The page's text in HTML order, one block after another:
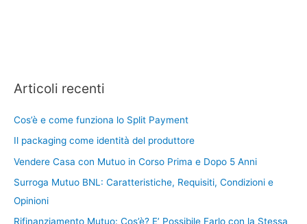
Articoli recenti
Cos’è e come funziona lo Split Payment
Il packaging come identità del produttore
Vendere Casa con Mutuo in Corso Prima e Dopo 5 Anni
Surroga Mutuo BNL: Caratteristiche, Requisiti, Condizioni e
Opinioni
Rifinanziamento Mutuo: Cos’è? E’ Possibile Farlo con la Stessa